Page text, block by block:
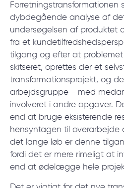
Forretningstransformationen
dybdegående analyse af
undersøgelsen af produktet
fra et
tilgang og efter at
skitseret, oprettes der et
transformationsprojekt, og
arbejdsgruppe - med
involveret i andre opgaver.
end at bruge eksisterende
hensyntagen til overarbejde
det lange løb er denne
fordi det er mere rimeligt at
end at ødelægge hele
Dansk
English
© 2000 – 2026 WaveAccess